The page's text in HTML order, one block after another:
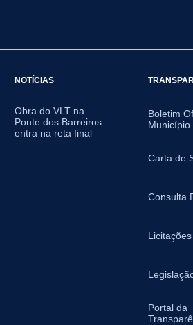
NOTÍCIAS
Obra do VLT na
Ponte dos Barreiros
entra na reta final
Boletim
Município
Carta de
Consulta
Licitações
Portal da